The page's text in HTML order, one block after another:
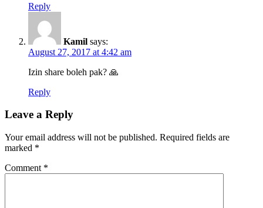
Reply
Kamil says:
August 27, 2017 at 4:42 am
Izin share boleh pak? 🙏
Reply
Leave a Reply
Your email address will not be published. Required fields are
marked *
Comment *